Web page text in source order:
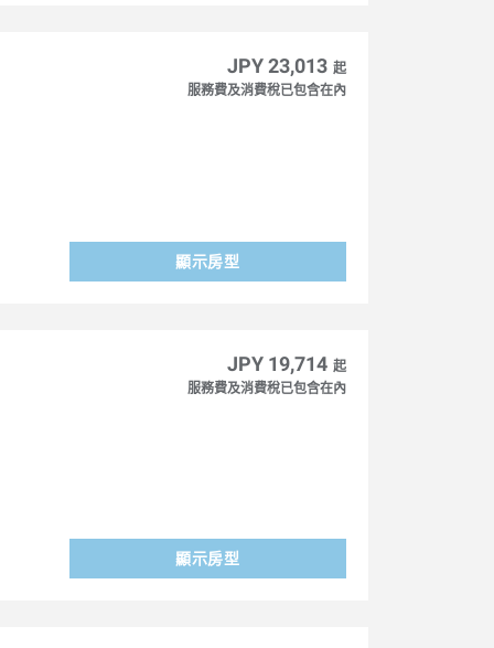
JPY 23,013 起
服務費及消費稅已包含在內
顯示房型
JPY 19,714 起
服務費及消費稅已包含在內
顯示房型